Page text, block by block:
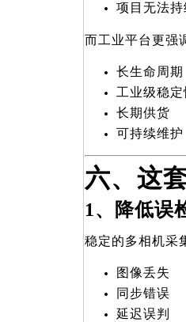
项目无法持
而工业平台更强
长生命周期
工业级稳定
长期供货
可持续维护
六、这
1、降低误
稳定的多相机采
图像丢失
同步错误
延迟误判